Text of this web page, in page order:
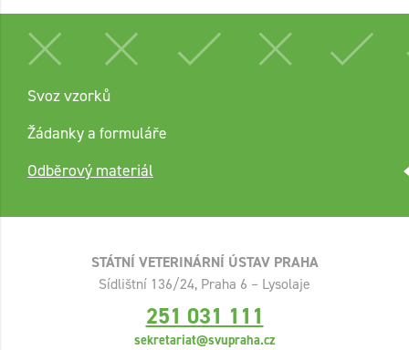
Svoz vzorků
Žádanky a formuláře
Odběrový materiál
STÁTNÍ VETERINÁRNÍ ÚSTAV PRAHA
Sídlištní 136/24, Praha 6 – Lysolaje
251 031 111
sekretariat@svupraha.cz